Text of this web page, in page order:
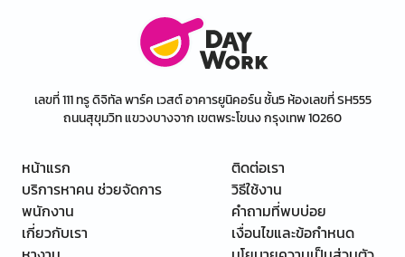
เลขที่ 111 ทรู ดิจิทัล พาร์ค เวสต์ อาคารยูนิคอร์น ชั้น5 ห้องเลขที่ SH555
ถนนสุขุมวิท แขวงบางจาก เขตพระโขนง กรุงเทพ 10260
หน้าแรก
บริการหาคน ช่วยจัดการ
พนักงาน
เกี่ยวกับเรา
ติดต่อเรา
วิธีใช้งาน
คำถามที่พบบ่อย
เงื่อนไขและข้อกำหนด